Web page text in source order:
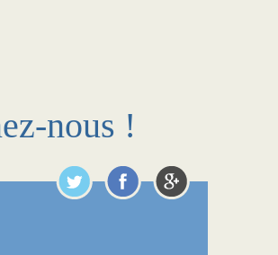
nous !